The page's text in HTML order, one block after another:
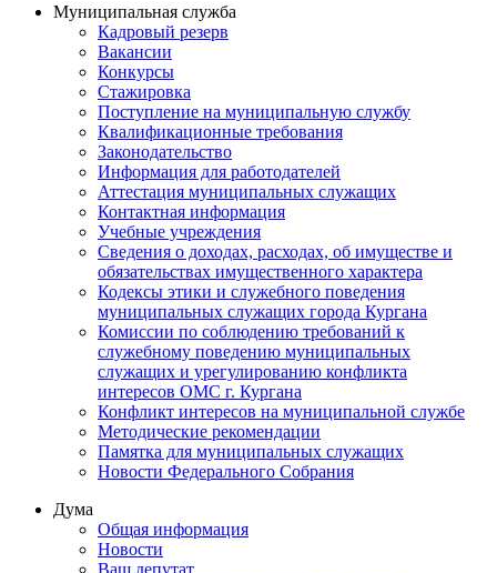
Муниципальная служба
Кадровый резерв
Вакансии
Конкурсы
Стажировка
Поступление на муниципальную службу
Квалификационные требования
Законодательство
Информация для работодателей
Аттестация муниципальных служащих
Контактная информация
Учебные учреждения
Сведения о доходах, расходах, об имуществе и
обязательствах имущественного характера
Кодексы этики и служебного поведения
муниципальных служащих города Кургана
Комиссии по соблюдению требований к
служебному поведению муниципальных
служащих и урегулированию конфликта
интересов ОМС г. Кургана
Конфликт интересов на муниципальной службе
Методические рекомендации
Памятка для муниципальных служащих
Новости Федерального Cобрания
Дума
Общая информация
Новости
Ваш депутат